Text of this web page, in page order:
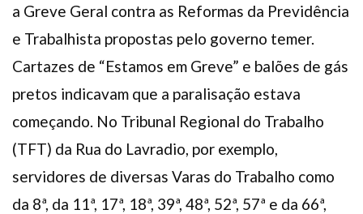
a Greve Geral contra as Reformas da Previdência
e Trabalhista propostas pelo governo temer.
Cartazes de “Estamos em Greve” e balões de gás
pretos indicavam que a paralisação estava
começando. No Tribunal Regional do Trabalho
(TFT) da Rua do Lavradio, por exemplo,
servidores de diversas Varas do Trabalho como
da 8ª, da 11ª, 17ª, 18ª, 39ª, 48ª, 52ª, 57ª e da 66ª,